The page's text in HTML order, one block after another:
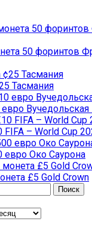
50 форинтов
Тасмания
Вучедольская
– World Cup
евро Око Саурона
£5 Gold Crown